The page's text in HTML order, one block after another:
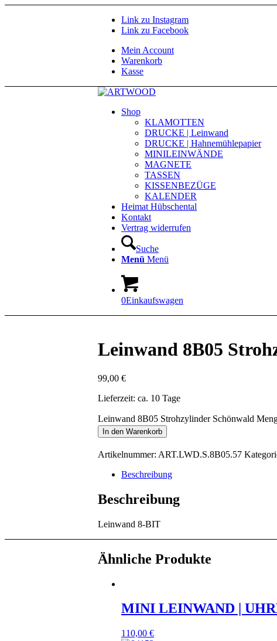
Link zu Instagram
Link zu Facebook
Mein Account
Warenkorb
Kasse
Shop
KLAMOTTEN
DRUCKE | Leinwand
DRUCKE | Hahnemühlepapier
MINILEINWÄNDE
MAGNETE
TASSEN
KISSENBEZÜGE
KALENDER
Heimat Hübschental
Kontakt
Vertrag widerrufen
Suche
Menü Menü
0Einkaufswagen
Leinwand 8B05
99,00 €
Lieferzeit: ca. 10 Tage
Leinwand 8B05 Strohzylinder Schönwald
In den Warenkorb
Artikelnummer: ART.LWD.S.8B05.57
Beschreibung
Beschreibung
Leinwand 8-BIT
Ähnliche Produkte
MINI LEINWAND |
110,00 €